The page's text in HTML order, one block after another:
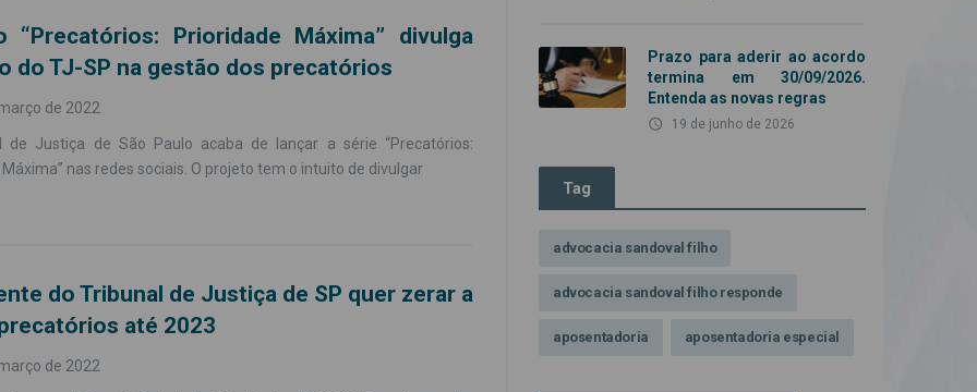
“Precatórios: Prioridade Máxima” divulga
do TJ-SP na gestão dos precatórios
de 2022
de Justiça de São Paulo acaba de lançar a série “Precatórios:
nas redes sociais. O projeto tem o intuito de divulgar
do Tribunal de Justiça de SP quer zerar a
até 2023
de 2022
Prazo para aderir ao acordo
termina em 30/09/2026.
Entenda as novas regras
access_time 19 de junho de 2026
Tag
advocacia sandoval filho
advocacia sandoval filho responde
aposentadoria aposentadoria especial